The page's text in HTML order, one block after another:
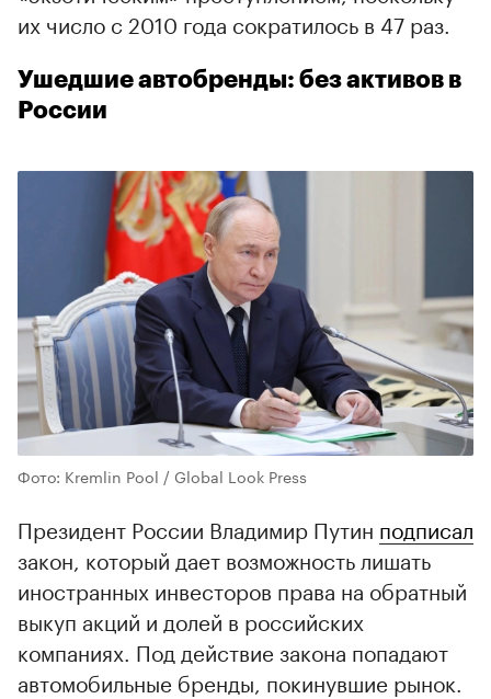
их число с 2010 года сократилось в 47 раз.
Ушедшие автобренды: без активов в
России
Фото: Kremlin Pool / Global Look Press
Президент России Владимир Путин подписал
закон, который дает возможность лишать
иностранных инвесторов права на обратный
выкуп акций и долей в российских
компаниях. Под действие закона попадают
автомобильные бренды, покинувшие рынок.